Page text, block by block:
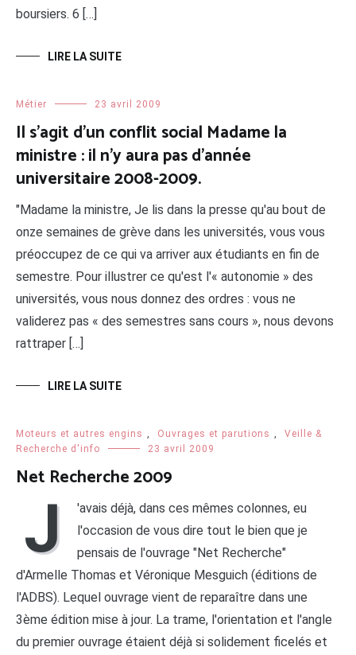
boursiers. 6 […]
LIRE LA SUITE
Métier 23 avril 2009
Il s’agit d’un conflit social Madame la
ministre : il n’y aura pas d’année
universitaire 2008-2009.
"Madame la ministre, Je lis dans la presse qu'au bout de
onze semaines de grève dans les universités, vous vous
préoccupez de ce qui va arriver aux étudiants en fin de
semestre. Pour illustrer ce qu'est l'« autonomie » des
universités, vous nous donnez des ordres : vous ne
validerez pas « des semestres sans cours », nous devons
rattraper […]
LIRE LA SUITE
Moteurs et autres engins Ouvrages et parutions
Veille &
Recherche d'info
23 avril 2009
Net Recherche 2009
J
'avais déjà, dans ces mêmes colonnes, eu
l'occasion de vous dire tout le bien que je
pensais de l'ouvrage "Net Recherche"
d'Armelle Thomas et Véronique Mesguich (éditions de
l'ADBS). Lequel ouvrage vient de reparaître dans une
3ème édition mise à jour. La trame, l'orientation et l'angle
du premier ouvrage étaient déjà si solidement ficelés et